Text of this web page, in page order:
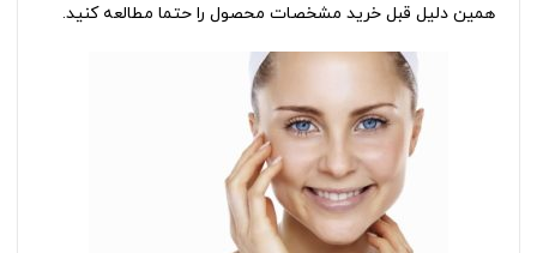
همین دلیل قبل خرید مشخصات محصول را حتما مطالعه کنید.